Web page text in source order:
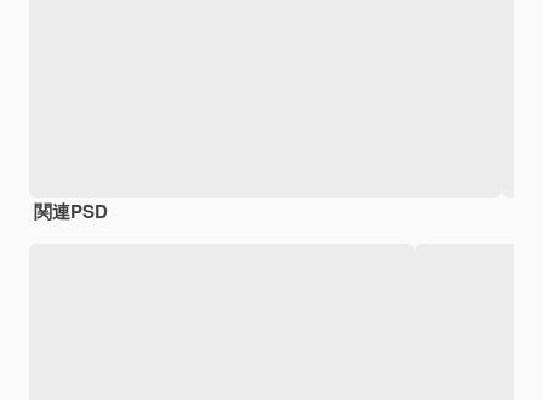
関連PSD